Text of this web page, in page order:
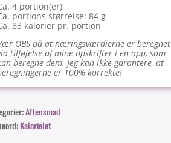
4 portion(er)
portions størrelse: 84 g
83 kalorier pr. portion
OBS på at næringsværdierne er beregnet
tilføjelse af mine opskrifter i en app, som
beregne dem. Jeg kan ikke garantere, at
er 100% korrekte!
Aftensmad
Kalorielet